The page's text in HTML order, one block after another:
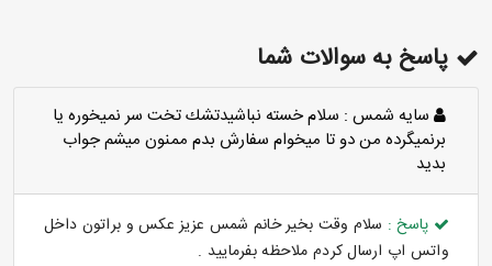
پاسخ به سوالات شما
سايه شمس : سلام خسته نباشيدتشك تخت سر نميخوره يا
برنميگرده من دو تا ميخوام سفارش بدم ممنون ميشم جواب
بديد
پاسخ : سلام وقت بخیر خانم شمس عزیز عکس و براتون داخل
واتس اپ ارسال کردم ملاحظه بفرمایید .